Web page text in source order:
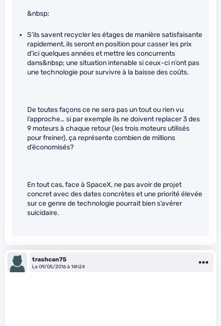
&nbsp;
S’ils savent recycler les étages de manière satisfaisante
rapidement, ils seront en position pour casser les prix
d’ici quelques années et mettre les concurrents
dans&nbsp; une situation intenable si ceux-ci n’ont pas
une technologie pour survivre à la baisse des coûts.
De toutes façons ce ne sera pas un tout ou rien vu
l’approche… si par exemple ils ne doivent replacer 3 des
9 moteurs à chaque retour (les trois moteurs utilisés
pour freiner), ça représente combien de millions
d’économisés?
En tout cas, face à SpaceX, ne pas avoir de projet
concret avec des dates concrètes et une priorité élevée
sur ce genre de technologie pourrait bien s’avérer
suicidaire.
trashcan75
Le 09/05/2016 à 14h24